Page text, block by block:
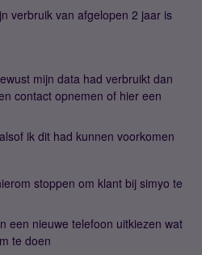
verbruik van afgelopen 2 jaar is
mijn data had verbruikt dan
contact opnemen of hier een
ik dit had kunnen voorkomen
stoppen om klant bij simyo te
een nieuwe telefoon uitkiezen wat
te doen